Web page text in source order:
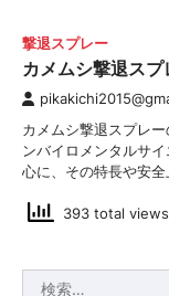
撃退スプレー
カメムシ撃退スプ
カメムシ撃退スプレ
ンバイロメンタルサ
心に、その特長や安全
393 total views